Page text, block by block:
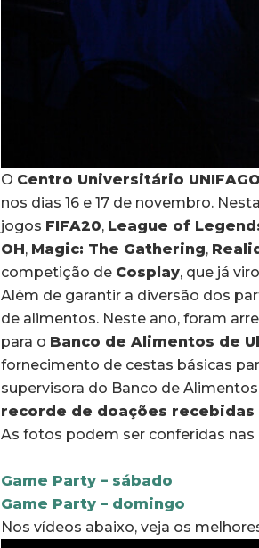
O Centro Universitário
nos dias 16 e 17 de novembro.
jogos FIFA20, League of
OH, Magic: The Gathering,
competição de Cosplay, que já
Além de garantir a diversão dos
de alimentos. Neste ano, foram
para o Banco de Alimentos de
fornecimento de cestas básicas
supervisora do Banco de
recorde de doações
As fotos podem ser conferidas nas
Game Party – sábado
Game Party – domingo
Nos vídeos abaixo, veja os